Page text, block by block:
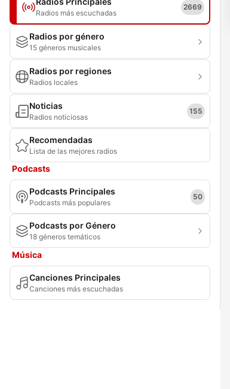
Radios más escuchadas
2669
Radios por género
15 géneros musicales
Radios por regiones
Radios locales
Noticias
Radios noticiosas
155
Recomendadas
Lista de las mejores radios
Podcasts
Podcasts Principales
Podcasts más populares
50
Podcasts por Género
18 géneros temáticos
Música
Canciones Principales
Canciones más escuchadas